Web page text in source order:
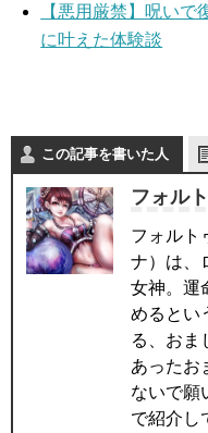
【悪用厳禁】呪い
に叶えた体験談
この記事を書いた人
フォル
フォルト
ナ）は、
女神。運
めるとい
る、おま
あったお
ないで願
で紹介し